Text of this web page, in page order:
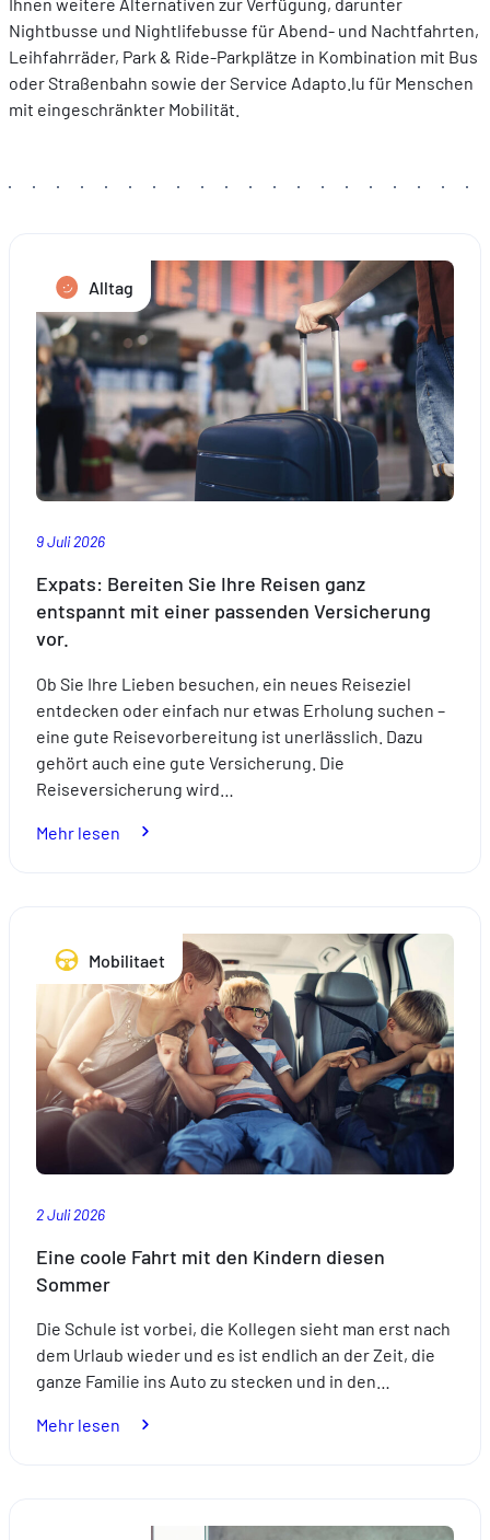
Nightbusse und Nightlifebusse für Abend- und Nachtfahrten,
Leihfahrräder, Park & Ride-Parkplätze in Kombination mit Bus
oder Straßenbahn sowie der Service Adapto.lu für Menschen
mit eingeschränkter Mobilität.
Alltag
9 Juli 2026
Expats: Bereiten Sie Ihre Reisen ganz
entspannt mit einer passenden Versicherung
vor.
Ob Sie Ihre Lieben besuchen, ein neues Reiseziel
entdecken oder einfach nur etwas Erholung suchen –
eine gute Reisevorbereitung ist unerlässlich. Dazu
gehört auch eine gute Versicherung. Die
Reiseversicherung wird…
Mehr lesen
Reisen
ganz
entspannt
mit
einer
passenden
Versicherung
Mobilitaet
2 Juli 2026
Eine coole Fahrt mit den Kindern diesen
Sommer
Die Schule ist vorbei, die Kollegen sieht man erst nach
dem Urlaub wieder und es ist endlich an der Zeit, die
ganze Familie ins Auto zu stecken und in den…
Mehr lesen